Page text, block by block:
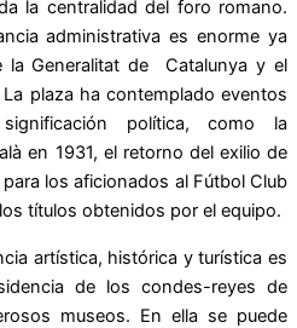
la centralidad del foro romano.
administrativa es enorme ya
la Generalitat de Catalunya y el
plaza ha contemplado eventos
política, como la
en 1931, el retorno del exilio de
los aficionados al Fútbol Club
títulos obtenidos por el equipo.
artística, histórica y turística es
de los condes-reyes de
museos. En ella se puede